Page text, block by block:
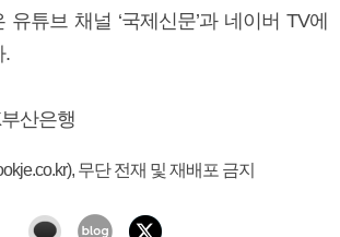
튜브 채널 ‘국제신문’과 네이버 TV에
.
산은행
무단 전재 및 재배포 금지